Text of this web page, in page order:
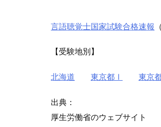
言語聴覚士国家試験合格速報
【受験地別】
北海道 東京都Ⅰ 東京
出典：
厚生労働省のウェブサイト